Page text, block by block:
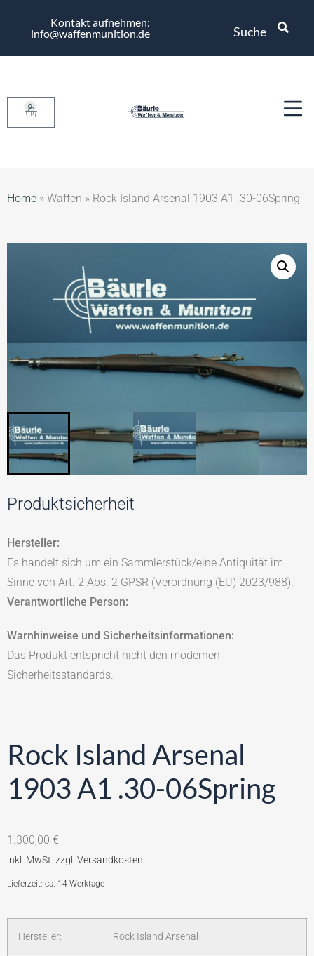
Kontakt aufnehmen:
info@waffenmunition.de
Suche
0
Home » Waffen » Rock Island Arsenal 1903 A1 .30-06Spring
Produktsicherheit
Hersteller:
Es handelt sich um ein Sammlerstück/eine Antiquität im
Sinne von Art. 2 Abs. 2 GPSR (Verordnung (EU) 2023/988).
Verantwortliche Person:
Warnhinweise und Sicherheitsinformationen:
Das Produkt entspricht nicht den modernen
Sicherheitsstandards.
Rock Island Arsenal
1903 A1 .30-06Spring
1.300,00 €
Lieferzeit: ca. 14 Werktage
Hersteller: Rock Island Arsenal